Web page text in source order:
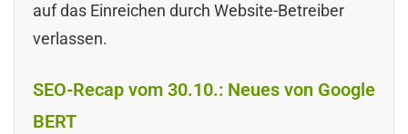
auf das Einreichen durch Website-Betreiber
verlassen.
SEO-Recap vom 30.10.: Neues von Google
BERT